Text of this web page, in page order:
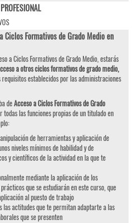
Ciclos Formativos de Grado Medio en
a Ciclos Formativos de Grado Medio, estarás
a otros ciclos formativos de grado medio,
establecidos por las administraciones
deAcceso a Ciclos Formativos de Grado
todas las funciones propias de un titulado en
de herramientas y aplicación de
niveles mínimos de habilidad y de
y científicos de la actividad en la que te
mediante la aplicación de los
que se estudiarán en este curso, que
al puesto de trabajo
las actitudes que te permitan adaptarte a las
que se presenten